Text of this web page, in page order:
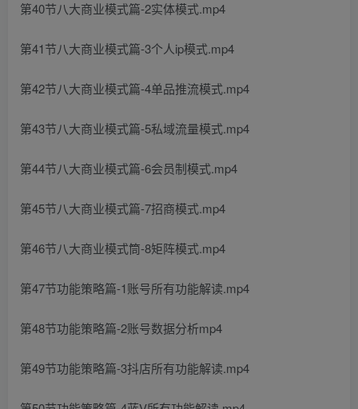
第40节八大商业模式篇-2实体模式.mp4
第41节八大商业模式篇-3个人ip模式.mp4
第42节八大商业模式篇-4单品推流模式.mp4
第43节八大商业模式篇-5私域流量模式.mp4
第44节八大商业模式篇-6会员制模式.mp4
第45节八大商业模式篇-7招商模式.mp4
第46节八大商业模式筒-8矩阵模式.mp4
第47节功能策略篇-1账号所有功能解读.mp4
第48节功能策略篇-2账号数据分析mp4
第49节功能策略篇-3抖店所有功能解读.mp4